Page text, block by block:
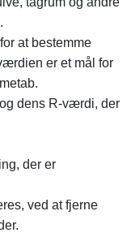
at bestemme
er et mål for
dens R-værdi, der
der er
ved at fjerne